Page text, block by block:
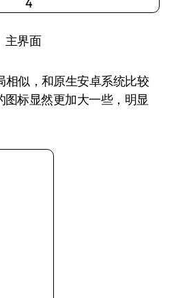
主界面
似，和原生安卓系统比较
图标显然更加大一些，明显